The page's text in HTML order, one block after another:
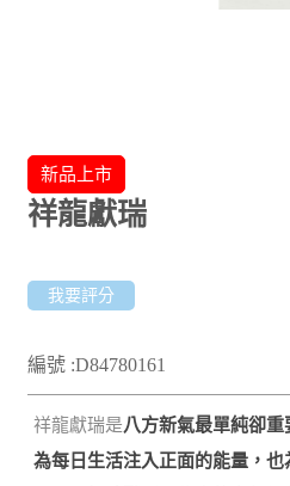
新品上市
祥龍獻瑞
我要評分
編號 :D84780161
祥龍獻瑞是八方新氣最單純卻重
為每日生活注入正面的能量，